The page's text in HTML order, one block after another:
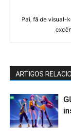
Pai, fã de visual-
ARTIGOS